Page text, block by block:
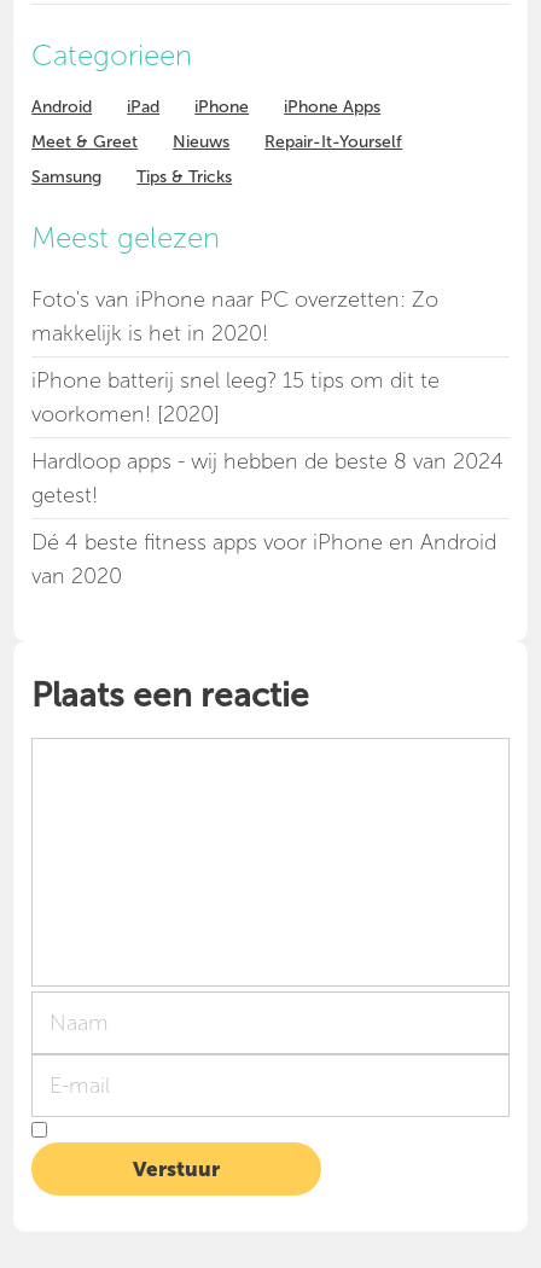
Categorieen
Android iPad iPhone
iPhone Apps
Meet & Greet
Nieuws
Repair-It-Yourself
Samsung
Tips & Tricks
Meest gelezen
Foto's van iPhone naar PC overzetten: Zo
makkelijk is het in 2020!
iPhone batterij snel leeg? 15 tips om dit te
voorkomen! [2020]
Hardloop apps - wij hebben de beste 8 van 2024
getest!
Dé 4 beste fitness apps voor iPhone en Android
van 2020
Plaats een reactie